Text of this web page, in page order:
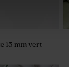
15 mm vert